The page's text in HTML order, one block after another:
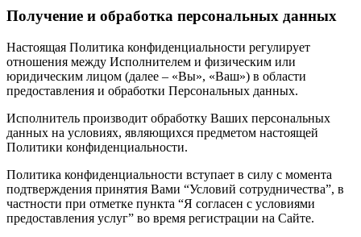
Получение и обработка персональных данных
Настоящая Политика конфиденциальности регулирует
отношения между Исполнителем и физическим или
юридическим лицом (далее – «Вы», «Ваш») в области
предоставления и обработки Персональных данных.
Исполнитель производит обработку Ваших персональных
данных на условиях, являющихся предметом настоящей
Политики конфиденциальности.
Политика конфиденциальности вступает в силу с момента
подтверждения принятия Вами “Условий сотрудничества”, в
частности при отметке пункта “Я согласен с условиями
предоставления услуг” во время регистрации на Сайте.